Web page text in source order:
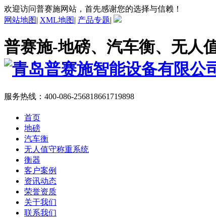
欢迎访问普赛施网站，首先感谢您的选择与信赖！
网站地图| XML地图| 产品专题|
普赛施-地磅、汽车衡、无人
服务热线： 400-086-256818661719898
首页
地磅
汽车衡
无人值守称重系统
衡器
客户案例
资讯动态
荣誉资质
关于我们
联系我们